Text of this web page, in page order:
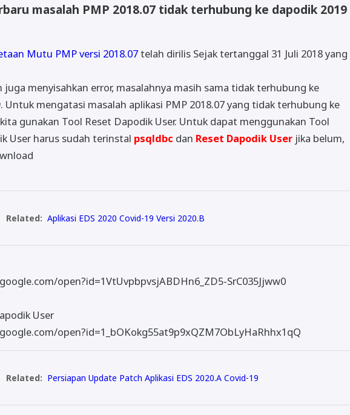
masalah PMP 2018.07 tidak terhubung ke dapodik 2019
Mutu PMP versi 2018.07telah dirilis Sejak tertanggal 31 Juli 2018 yang
juga menyisahkan error, masalahnya masih sama tidak terhubung ke
Untuk mengatasi masalah aplikasi PMP 2018.07 yang tidak terhubung ke
gunakan Tool Reset Dapodik User. Untuk dapat menggunakan Tool
User harus sudah terinstal psqldbc dan Reset Dapodik User jika belum,
Related: Aplikasi EDS 2020 Covid-19 Versi 2020.B
open?id=1VtUvpbpvsjABDHn6_ZD5-SrC035Jjww0
User
open?id=1_bOKokg55at9p9xQZM7ObLyHaRhhx1qQ
Related: Persiapan Update Patch Aplikasi EDS 2020.A Covid-19